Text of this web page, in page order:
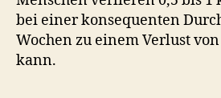
bei einer konsequenten
Wochen zu einem Verlust
kann.